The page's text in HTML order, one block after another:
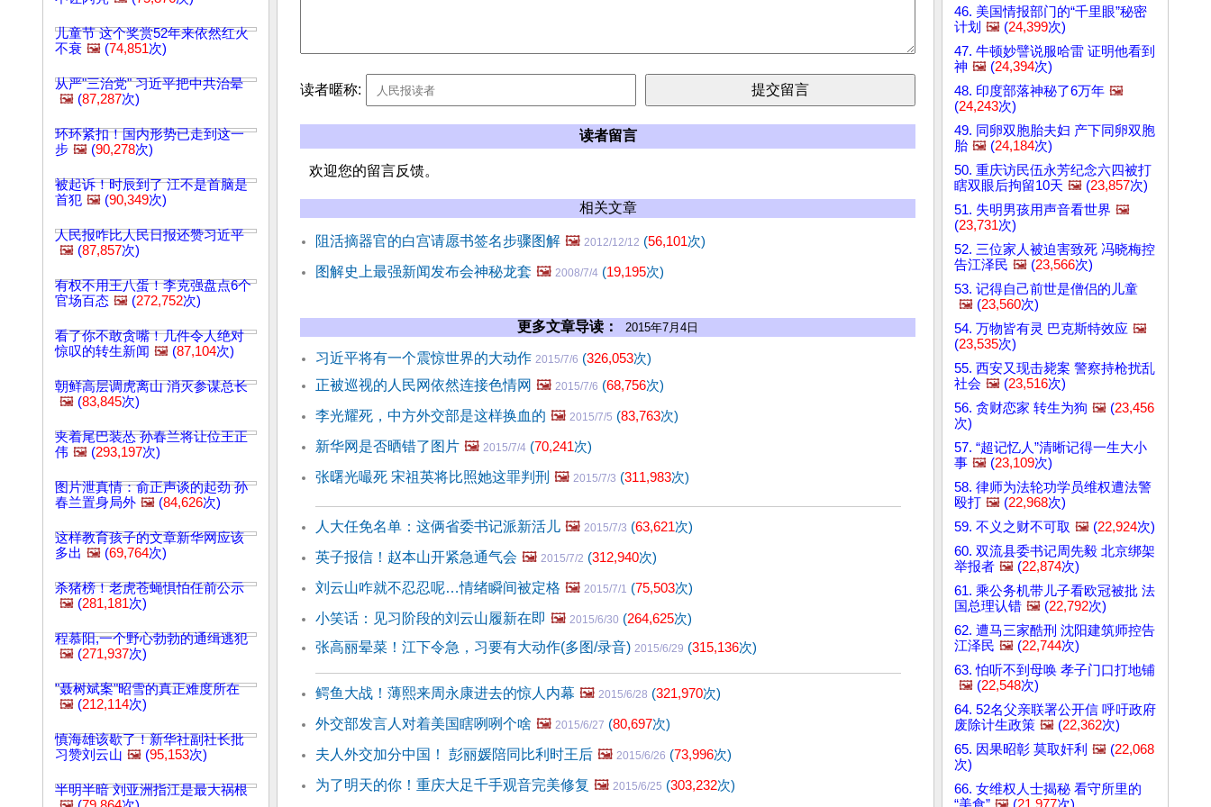
儿童节 这个奖赏52年来依然红火
不衰 🖼️ (74,851次)
从严"三治党" 习近平把中共治晕
🖼️ (87,287次)
环环紧扣！国内形势已走到这一
步 🖼️ (90,278次)
被起诉！时辰到了 江不是首脑是
首犯 🖼️ (90,349次)
人民报咋比人民日报还赞习近平
🖼️ (87,857次)
有权不用王八蛋！李克强盘点6个
官场百态 🖼️ (272,752次)
看了你不敢贪嘴！几件令人绝对
惊叹的转生新闻 🖼️ (87,104次)
朝鲜高层调虎离山 消灭参谋总长
🖼️ (83,845次)
夹着尾巴装怂 孙春兰将让位王正
伟 🖼️ (293,197次)
图片泄真情：俞正声谈的起劲 孙
春兰置身局外 🖼️ (84,626次)
这样教育孩子的文章新华网应该
多出 🖼️ (69,764次)
杀猪榜！老虎苍蝇惧怕任前公示
🖼️ (281,181次)
程慕阳,一个野心勃勃的通缉逃犯
🖼️ (271,937次)
"聂树斌案"昭雪的真正难度所在
🖼️ (212,114次)
慎海雄该歇了！新华社副社长批
习赞刘云山 🖼️ (95,153次)
半明半暗 刘亚洲指江是最大祸根
读者暱称:
读者留言
欢迎您的留言反馈。
相关文章
阻活摘器官的白宫请愿书签名步骤图解 🖼️ 2012/12/12 (56,101次)
图解史上最强新闻发布会神秘龙套 🖼️ 2008/7/4 (19,195次)
更多文章导读： 2015年7月4日
习近平将有一个震惊世界的大动作 2015/7/6 (326,053次)
正被巡视的人民网依然连接色情网 🖼️ 2015/7/6 (68,756次)
李光耀死，中方外交部是这样换血的 🖼️ 2015/7/5 (83,763次)
新华网是否晒错了图片 🖼️ 2015/7/4 (70,241次)
张曙光嘬死 宋祖英将比照她这罪判刑 🖼️ 2015/7/3 (311,983次)
人大任免名单：这俩省委书记派新活儿 🖼️ 2015/7/3 (63,621次)
英子报信！赵本山开紧急通气会 🖼️ 2015/7/2 (312,940次)
刘云山咋就不忍忍呢…情绪瞬间被定格 🖼️ 2015/7/1 (75,503次)
小笑话：见习阶段的刘云山履新在即 🖼️ 2015/6/30 (264,625次)
张高丽晕菜！江下令急，习要有大动作(多图/录音) 2015/6/29 (315,136次)
鳄鱼大战！薄熙来周永康进去的惊人内幕 🖼️ 2015/6/28 (321,970次)
外交部发言人对着美国瞎咧咧个啥 🖼️ 2015/6/27 (80,697次)
夫人外交加分中国！ 彭丽媛陪同比利时王后 🖼️ 2015/6/26 (73,996次)
为了明天的你！重庆大足千手观音完美修复 🖼️ 2015/6/25 (303,232次)
46. 美国情报部门的“千里眼”秘密
计划 🖼️ (24,399次)
47. 牛顿妙譬说服哈雷 证明他看到
神 🖼️ (24,394次)
48. 印度部落神秘了6万年 🖼️
(24,243次)
49. 同卵双胞胎夫妇 产下同卵双胞
胎 🖼️ (24,184次)
50. 重庆访民伍永芳纪念六四被打
瞎双眼后拘留10天 🖼️ (23,857次)
51. 失明男孩用声音看世界 🖼️
(23,731次)
52. 三位家人被迫害致死 冯晓梅控
告江泽民 🖼️ (23,566次)
53. 记得自己前世是僧侣的儿童
🖼️ (23,560次)
54. 万物皆有灵 巴克斯特效应 🖼️
(23,535次)
55. 西安又现击毙案 警察持枪扰乱
社会 🖼️ (23,516次)
56. 贪财恋家 转生为狗 🖼️ (23,456
次)
57. “超记忆人”清晰记得一生大小
事 🖼️ (23,109次)
58. 律师为法轮功学员维权遭法警
殴打 🖼️ (22,968次)
59. 不义之财不可取 🖼️ (22,924次)
60. 双流县委书记周先毅 北京绑架
举报者 🖼️ (22,874次)
61. 乘公务机带儿子看欧冠被批 法
国总理认错 🖼️ (22,792次)
62. 遭马三家酷刑 沈阳建筑师控告
江泽民 🖼️ (22,744次)
63. 怕听不到母唤 孝子门口打地铺
🖼️ (22,548次)
64. 52名父亲联署公开信 呼吁政府
废除计生政策 🖼️ (22,362次)
65. 因果昭彰 莫取奸利 🖼️ (22,068
次)
66. 女维权人士揭秘 看守所里的
“美食” 🖼️ (21,977次)